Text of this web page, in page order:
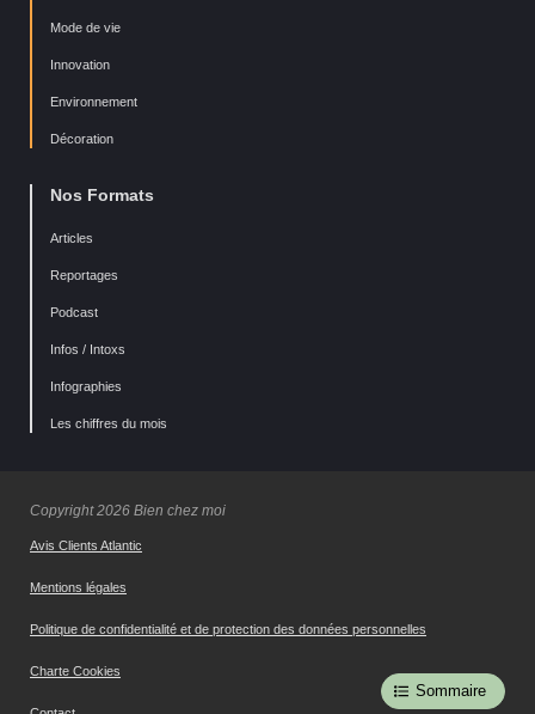
Sommaire
Mode de vie
Innovation
Environnement
Décoration
Nos Formats
Articles
Reportages
Podcast
Infos / Intoxs
Infographies
Les chiffres du mois
Copyright 2026 Bien chez moi
Avis Clients Atlantic
Mentions légales
Politique de confidentialité et de protection des données personnelles
Charte Cookies